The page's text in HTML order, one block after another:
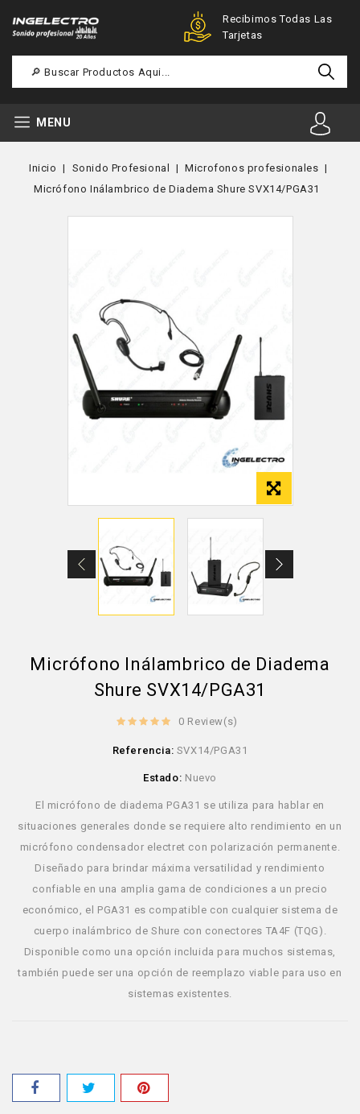
Ofertas Especiales Para
Registrados
Recibimos Todas Las
Tarjetas
MENU
Inicio Sonido Profesional
Microfonos profesionales
Micrófono Inálambrico de Diadema Shure SVX14/PGA31
Micrófono Inálambrico de Diadema
Shure SVX14/PGA31
0 Review(s)
Referencia: SVX14/PGA31
Estado: Nuevo
El micrófono de diadema PGA31 se utiliza para hablar en
situaciones generales donde se requiere alto rendimiento en un
micrófono condensador electret con polarización permanente.
Diseñado para brindar máxima versatilidad y rendimiento
confiable en una amplia gama de condiciones a un precio
económico, el PGA31 es compatible con cualquier sistema de
cuerpo inalámbrico de Shure con conectores TA4F (TQG).
Disponible como una opción incluida para muchos sistemas,
también puede ser una opción de reemplazo viable para uso en
sistemas existentes.